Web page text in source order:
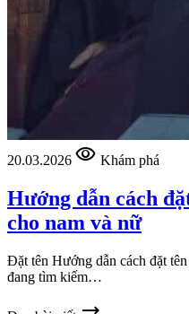
20.03.2026 visibility Khám phá
Hướng dẫn cách
cho nam và nữ
Đặt tên Hướng dẫn cách đặt
đang tìm kiếm…